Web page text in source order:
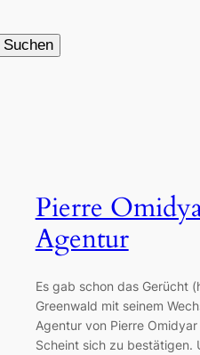
Suchen
Pierre
Agentur
Es gab schon das Gerücht
Greenwald mit seinem
Agentur von Pierre
Scheint sich zu bestätigen.